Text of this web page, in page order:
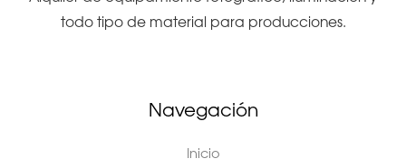
todo tipo de material para producciones.
Navegación
Inicio